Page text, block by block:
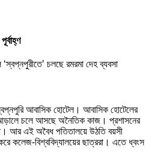
আবাসিক হোটেল। আবাসিক হোটেলের
আড়ালে চলে আসছে অনৈতিক কাজ। প্রশাসনের
আর এই অবৈধ পতিতালয়ে উঠতি বয়সী
কলেজ-বিশ্ববিদ্যালয়ের­ ছাত্ররা। এতে ধ্বংস